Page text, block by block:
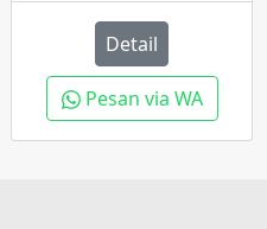
Detail
Pesan via WA